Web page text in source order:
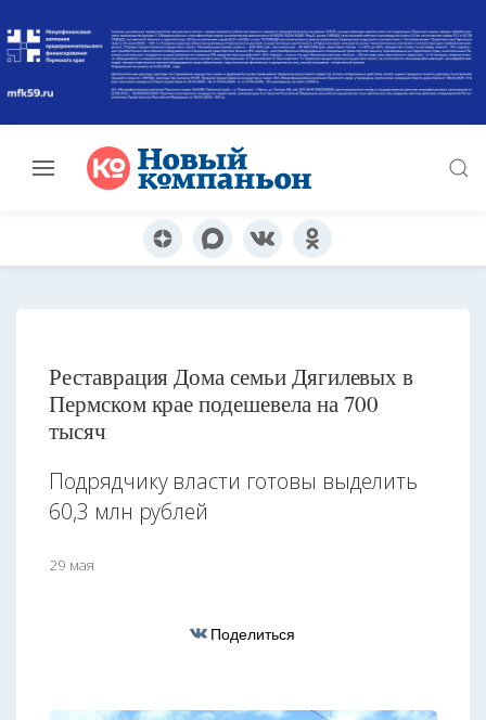
Реставрация Дома семьи Дягилевых в
Пермском крае подешевела на 700
тысяч
Подрядчику власти готовы выделить
60,3 млн рублей
29 мая
Поделиться